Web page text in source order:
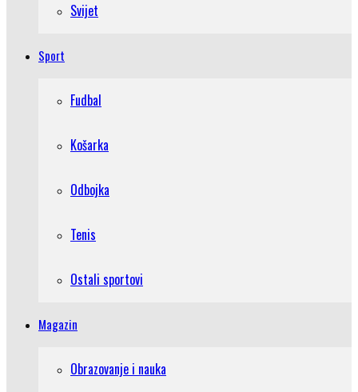
Svijet
Sport
Fudbal
Košarka
Odbojka
Tenis
Ostali sportovi
Magazin
Obrazovanje i nauka